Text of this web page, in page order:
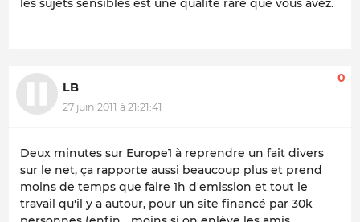
les sujets sensibles est une qualité rare que vous avez.
LB
27 juin 2011 à 21:21:41
0
Deux minutes sur Europe1 à reprendre un fait divers
sur le net, ça rapporte aussi beaucoup plus et prend
moins de temps que faire 1h d'emission et tout le
travail qu'il y a autour, pour un site financé par 30k